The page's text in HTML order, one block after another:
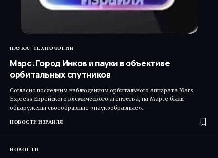
НАУКА ТЕХНОЛОГИИ
Марс: Город Инков и пауки в объективе
орбитальных спутников
Согласно последним наблюдениям орбитального аппарата Mars
Express Еврейского космического агентства, на Марсе были
обнаружены своеобразные «паукообразные»…
НОВОСТИ ИЗРАИЛЯ
НОВОСТИ